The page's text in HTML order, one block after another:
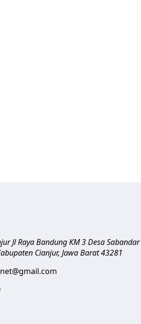
Jl Raya Bandung KM 3 Desa Sabandar
Cianjur, Jawa Barat43281